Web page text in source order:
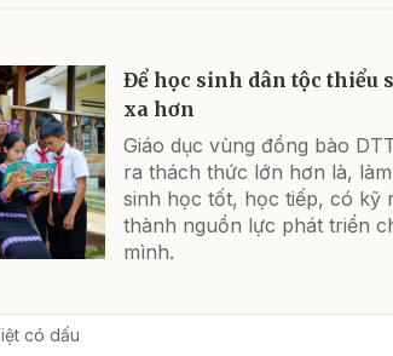
Để học sinh dân tộc thiểu
xa hơn
Giáo dục vùng đồng bào
ra thách thức lớn hơn là,
sinh học tốt, học tiếp, có kỹ
thành nguồn lực phát triển
mình.